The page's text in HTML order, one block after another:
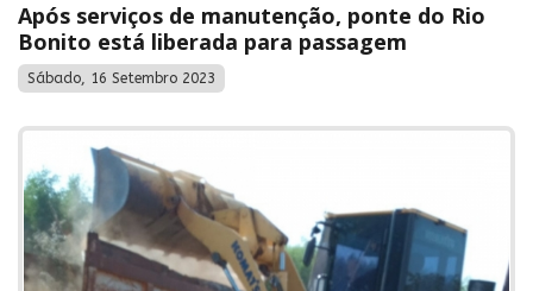
Após serviços de manutenção, ponte do Rio
Bonito está liberada para passagem
Sábado, 16 Setembro 2023